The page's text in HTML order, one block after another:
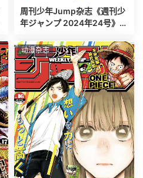
週刊少年ジャンプ
周刊少年Jump杂志《週刊少
年ジャンプ 2024年24号》高
动漫杂志